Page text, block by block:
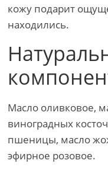
кожу подарит
находились.
Масло оливковое,
виноградных
пшеницы, масло
эфирное розовое.